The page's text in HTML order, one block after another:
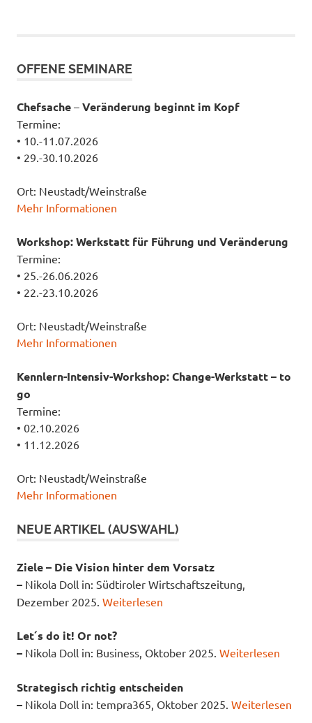
OFFENE SEMINARE
Chefsache – Veränderung beginnt im Kopf
Termine:
• 10.-11.07.2026
• 29.-30.10.2026
Ort: Neustadt/Weinstraße
Mehr Informationen
Workshop: Werkstatt für Führung und Veränderung
Termine:
• 25.-26.06.2026
• 22.-23.10.2026
Ort: Neustadt/Weinstraße
Mehr Informationen
Kennlern-Intensiv-Workshop: Change-Werkstatt – to
go
Termine:
• 02.10.2026
• 11.12.2026
Ort: Neustadt/Weinstraße
Mehr Informationen
NEUE ARTIKEL (AUSWAHL)
Ziele – Die Vision hinter dem Vorsatz
– Nikola Doll in: Südtiroler Wirtschaftszeitung,
Dezember 2025. Weiterlesen
Let´s do it! Or not?
– Nikola Doll in: Business, Oktober 2025. Weiterlesen
Strategisch richtig entscheiden
– Nikola Doll in: tempra365, Oktober 2025. Weiterlesen